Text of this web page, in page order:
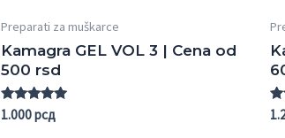
Preparati za muškarce
Kamagra GEL VOL 3 | Cena od
500 rsd
Rated
1.000рсд